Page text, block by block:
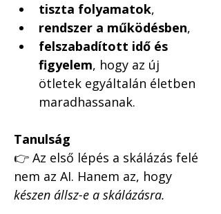
tiszta folyamatok,
rendszer a működésben,
felszabadított idő és
figyelem, hogy az új
ötletek egyáltalán életben
maradhassanak.
Tanulság
👉 Az első lépés a skálázás felé
nem az AI. Hanem az, hogy
készen állsz-e a skálázásra.